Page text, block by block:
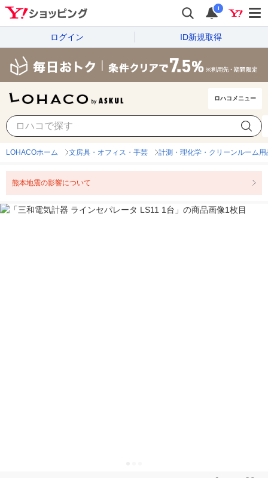
i
ログイン ID新規取得
ロハコメニュー
LOHACOホーム 文房具・オフィス・手芸 計測・理化学・クリーンルーム用
熊本地震の影響について